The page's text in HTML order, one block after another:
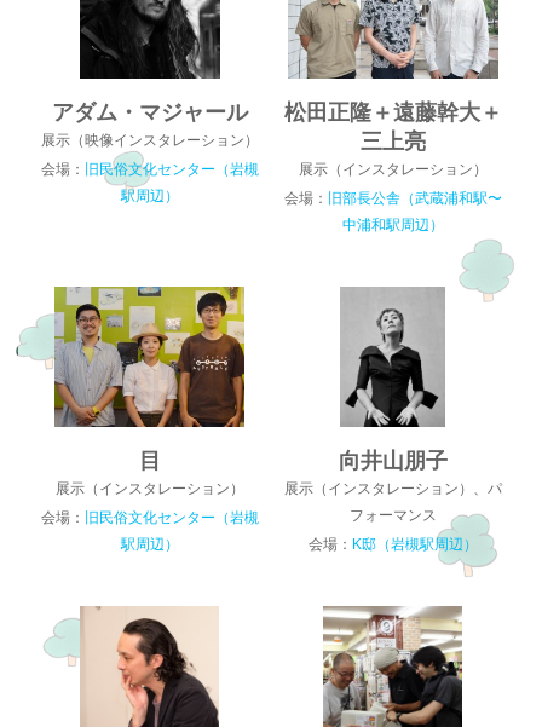
アダム・マジャール
展示（映像インスタレーション）
会場：
旧民俗文化センター（岩槻
駅周辺）
松田正隆＋遠藤幹大＋
三上亮
展示（インスタレーション）
会場：
旧部長公舎（武蔵浦和駅〜
中浦和駅周辺）
目
展示（インスタレーション）
会場：
旧民俗文化センター（岩槻
駅周辺）
向井山朋子
展示（インスタレーション）、パ
フォーマンス
会場： K邸（岩槻駅周辺）